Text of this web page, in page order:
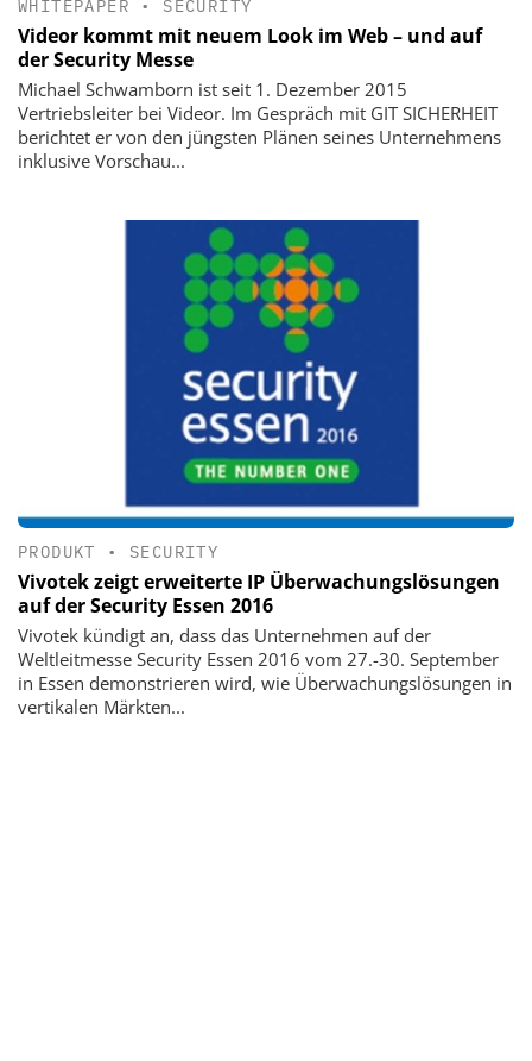
WHITEPAPER • SECURITY
Videor kommt mit neuem Look im Web – und auf
der Security Messe
Michael Schwamborn ist seit 1. Dezember 2015
Vertriebsleiter bei Videor. Im Gespräch mit GIT SICHERHEIT
berichtet er von den jüngsten Plänen seines Unternehmens
inklusive Vorschau...
PRODUKT • SECURITY
Vivotek zeigt erweiterte IP Überwachungslösungen
auf der Security Essen 2016
Vivotek kündigt an, dass das Unternehmen auf der
Weltleitmesse Security Essen 2016 vom 27.-30. September
in Essen demonstrieren wird, wie Überwachungslösungen in
vertikalen Märkten...